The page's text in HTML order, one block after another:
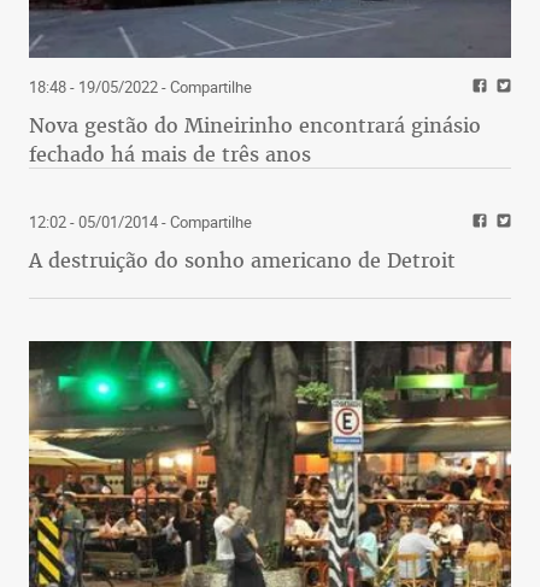
18:48 - 19/05/2022- Compartilhe
Nova gestão do Mineirinho encontrará ginásio
fechado há mais de três anos
12:02 - 05/01/2014- Compartilhe
A destruição do sonho americano de Detroit